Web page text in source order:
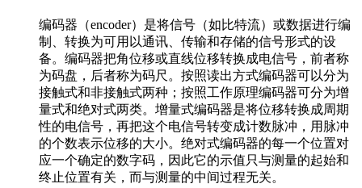
编码器（encoder）是将信号（如比特流）或数据进行编
制、转换为可用以通讯、传输和存储的信号形式的设
备。编码器把角位移或直线位移转换成电信号，前者称
为码盘，后者称为码尺。按照读出方式编码器可以分为
接触式和非接触式两种；按照工作原理编码器可分为增
量式和绝对式两类。增量式编码器是将位移转换成周期
性的电信号，再把这个电信号转变成计数脉冲，用脉冲
的个数表示位移的大小。绝对式编码器的每一个位置对
应一个确定的数字码，因此它的示值只与测量的起始和
终止位置有关，而与测量的中间过程无关。